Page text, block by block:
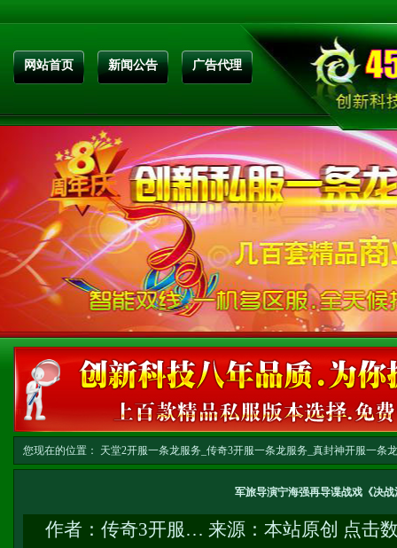
网站首页 新闻公告 广告代理
您现在的位置： 天堂2开服一条龙服务_传奇3开服一条龙服务_真封神开服一条
军旅导演宁海强再导谍战戏《决战
作者： 传奇3开服… 来源：本站原创 点击